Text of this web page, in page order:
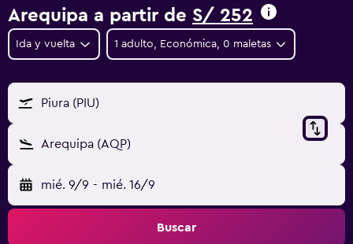
Arequipa a partir de S/ 252
Ida y vuelta 1 adulto, Económica, 0 maletas
Piura (PIU)
Arequipa (AQP)
mié. 9/9 - mié. 16/9
Buscar